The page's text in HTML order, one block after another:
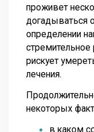
проживет
догадываться
определении
стремительное
рискует
лечения.
некоторых
в каком